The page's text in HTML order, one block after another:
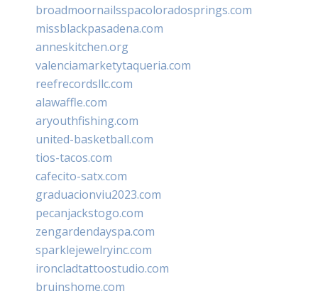
broadmoornailsspacoloradosprings.com
missblackpasadena.com
anneskitchen.org
valenciamarketytaqueria.com
reefrecordsllc.com
alawaffle.com
aryouthfishing.com
united-basketball.com
tios-tacos.com
cafecito-satx.com
graduacionviu2023.com
pecanjackstogo.com
zengardendayspa.com
sparklejewelryinc.com
ironcladtattoostudio.com
bruinshome.com